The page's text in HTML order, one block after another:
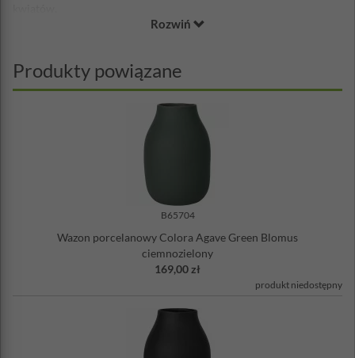
Średnica: 14 cm
Rozwiń
Produkty powiązane
B65704
Wazon porcelanowy Colora Agave Green Blomus
ciemnozielony
169,00 zł
produkt niedostępny